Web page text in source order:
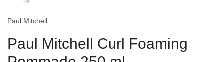
Paul Mitchell
Paul Mitchell Curl Foaming